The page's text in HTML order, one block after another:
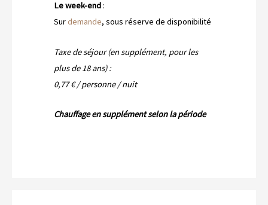
Le week-end:
Surdemande, sous réserve de disponibilité
Taxe de séjour (en supplément, pour les
plus de 18 ans) :
0,77 € / personne / nuit
Chauffage en supplément selon la période